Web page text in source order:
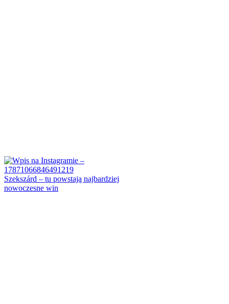
Szekszárd – tu powstają najbardziej
nowoczesne win